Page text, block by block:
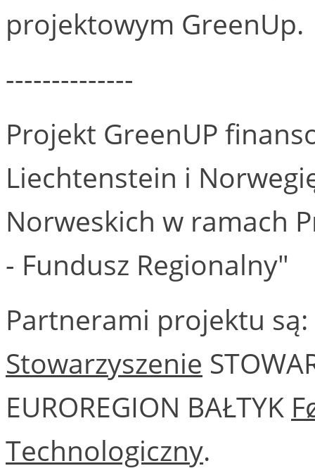
projektowym GreenUp.
--------------
Projekt GreenUP
Liechtenstein i
Norweskich w ramach
- Fundusz Regionalny"
Partnerami projektu są:
Stowarzyszenie
EUROREGION BAŁTYK
Technologiczny.